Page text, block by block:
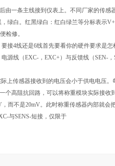
由一条主线接到仪表上。不同厂家的传感
绿白。红黑绿白：红白绿兰等分标表示
检修。
接4线还是6线首先要看你的硬件要求是
线（EXC-，EXC+）与反馈线（SEN-
上传感器接收到的电压会小于供电电压
个高阻抗回路，可以将称重模块实际接收
而不是20mV。此时称重传感器内部就会
与SENS-短接，仅限于